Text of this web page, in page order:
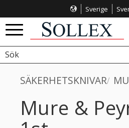
Meny
Sverige
SÄKERHETSKNIVAR
Mure &